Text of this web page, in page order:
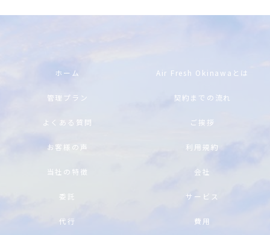
ホーム Air Fresh Okinawaとは
管理プラン 契約までの流れ
よくある質問 ご挨拶
お客様の声 利用規約
当社の特徴 会社
委託 サービス
代行 費用